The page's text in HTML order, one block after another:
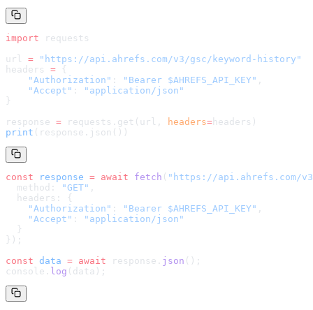
import requests
url = " https://api.ahrefs.com/v3/gsc/keyword-history "
headers = {
    "Authorization"
: "Bearer $AHREFS_API_KEY" ,
    "Accept"
:
"application/json"
}
response = requests.get(url, headers= headers )
print (response.json())
const response = await fetch ( " https://api.ahrefs.com/
  method:
"GET" ,
  headers: {
    "Authorization"
: "Bearer $AHREFS_API_KEY" ,
    "Accept"
:
"application/json"
  }
});
const data = await response. json ();
console. log (data);